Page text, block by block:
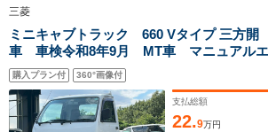
三菱
ミニキャブトラック 660 Vタイプ 三方
車 車検令和8年9月 MT車 マニュアルエ
購入プラン付 360°画像付
支払総額
22.9万円